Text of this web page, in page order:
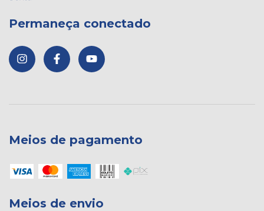
Permaneça conectado
Meios de pagamento
Meios de envio